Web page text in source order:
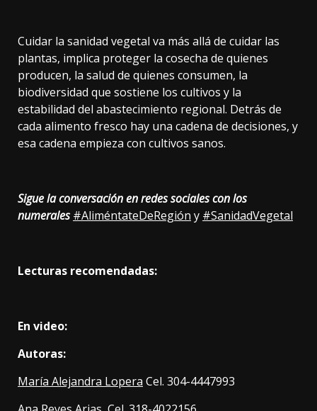
Cuidar la sanidad vegetal va más allá de cuidar las
plantas, implica proteger la cosecha de quienes
producen, la salud de quienes consumen, la
biodiversidad que sostiene los cultivos y la
estabilidad del abastecimiento regional. Detrás de
cada alimento fresco hay una cadena de decisiones, y
esa cadena empieza con cultivos sanos.
Sigue la conversación en redes sociales con los
numerales #AliméntateDeRegión y #SanidadVegetal
Lecturas recomendadas:
En video:
Autoras:
María Alejandra Lopera Cel. 304-4447993